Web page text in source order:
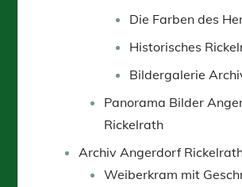
Die Farben des
Historisches
Bildergalerie
Panorama Bilder
Rickelrath
Archiv Angerdorf
Weiberkram mit